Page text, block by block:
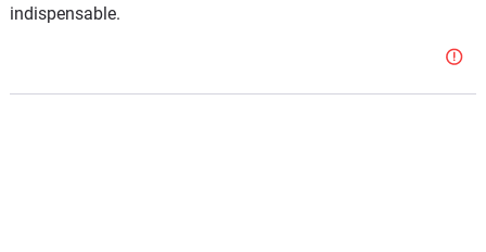
indispensable.